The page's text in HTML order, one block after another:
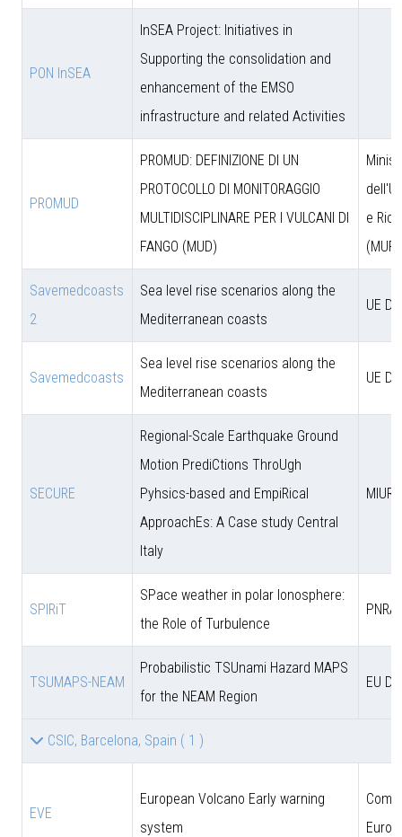
PON InSEA
InSEA Project: Initiatives in
Supporting the consolidation and
enhancement of the EMSO
infrastructure and related Activities
PROMUD
PROMUD: DEFINIZIONE DI UN
PROTOCOLLO DI MONITORAGGIO
MULTIDISCIPLINARE PER I VULCANI DI
FANGO (MUD)
e
(MUR)
Savemedcoasts
2
Sea level rise scenarios along the
Mediterranean coasts
UE
Savemedcoasts
Sea level rise scenarios along the
Mediterranean coasts
UE
SECURE
Regional-Scale Earthquake Ground
Motion PrediCtions ThroUgh
Pyhsics-based and EmpiRical
ApproachEs: A Case study Central
Italy
MIUR
SPIRiT
SPace weather in polar Ionosphere:
the Role of Turbulence
PNRA
TSUMAPS-NEAM
Probabilistic TSUnami Hazard MAPS
for the NEAM Region
EU
CSIC, Barcelona, Spain ( 1 )
EVE
European Volcano Early warning
system